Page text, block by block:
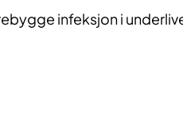
infeksjon i